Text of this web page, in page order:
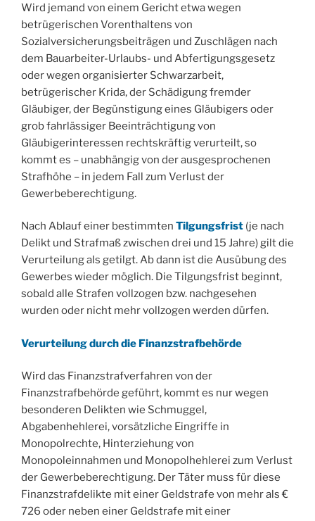
Wird jemand von einem Gericht etwa wegen
betrügerischen Vorenthaltens von
Sozialversicherungsbeiträgen und Zuschlägen nach
dem Bauarbeiter-Urlaubs- und Abfertigungsgesetz
oder wegen organisierter Schwarzarbeit,
betrügerischer Krida, der Schädigung fremder
Gläubiger, der Begünstigung eines Gläubigers oder
grob fahrlässiger Beeinträchtigung von
Gläubigerinteressen rechtskräftig verurteilt, so
kommt es – unabhängig von der ausgesprochenen
Strafhöhe – in jedem Fall zum Verlust der
Gewerbeberechtigung.
Nach Ablauf einer bestimmten Tilgungsfrist (je nach
Delikt und Strafmaß zwischen drei und 15 Jahre) gilt die
Verurteilung als getilgt. Ab dann ist die Ausübung des
Gewerbes wieder möglich. Die Tilgungsfrist beginnt,
sobald alle Strafen vollzogen bzw. nachgesehen
wurden oder nicht mehr vollzogen werden dürfen.
Verurteilung durch die Finanzstrafbehörde
Wird das Finanzstrafverfahren von der
Finanzstrafbehörde geführt, kommt es nur wegen
besonderen Delikten wie Schmuggel,
Abgabenhehlerei, vorsätzliche Eingriffe in
Monopolrechte, Hinterziehung von
Monopoleinnahmen und Monopolhehlerei zum Verlust
der Gewerbeberechtigung. Der Täter muss für diese
Finanzstrafdelikte mit einer Geldstrafe von mehr als €
726 oder neben einer Geldstrafe mit einer